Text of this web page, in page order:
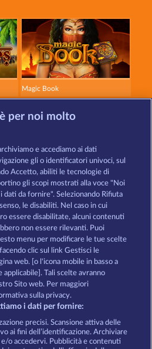
Magic Book
Palace of Treasures
e condizioni
privacy Note legali
Programma di affiliazione
di recesso
per noi molto
e accediamo ai dati
gli o identificatori univoci, sul
Accetto, abiliti le tecnologie di
gli scopi mostrati alla voce "Noi
da fornire". Selezionando Rifiuta
le disabiliti. Nel caso in cui
essere disabilitate, alcuni contenuti
non essere rilevanti. Puoi
menu per modificare le tue scelte
clic sul link Gestisci le
web. [o l'icona mobile in basso a
applicabile]. Tali scelte avranno
Sito web. Per maggiori
sulla privacy.
i dati per fornire:
precisi. Scansione attiva delle
ai fini dell’identificazione. Archiviare
o accedervi. Pubblicità e contenuti